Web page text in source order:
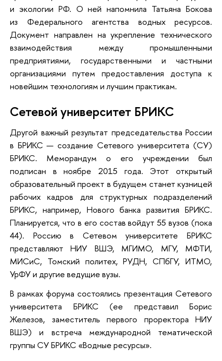
и экологии РФ. О ней напомнила Татьяна Бокова
из Федерального агентства водных ресурсов.
Документ направлен на укрепление технического
взаимодействия между промышленными
предприятиями, государственными и частными
организациями путем предоставления доступа к
новейшим технологиям и лучшим практикам.
Сетевой университет БРИКС
Другой важный результат председательства России
в БРИКС — создание Сетевого университета (СУ)
БРИКС. Меморандум о его учреждении был
подписан в ноябре 2015 года. Этот открытый
образовательный проект в будущем станет кузницей
рабочих кадров для структурных подразделений
БРИКС, например, Нового банка развития БРИКС.
Планируется, что в его состав войдут 55 вузов (пока
44). Россию в Сетевом университете БРИКС
представляют НИУ ВШЭ, МГИМО, МГУ, МФТИ,
МИСиС, Томский политех, РУДН, СПбГУ, ИТМО,
УрФУ и другие ведущие вузы.
В рамках форума состоялись презентация Сетевого
университета БРИКС (ее представил Борис
Железов, заместитель первого проректора НИУ
ВШЭ) и встреча международной тематической
группы СУ БРИКС «Водные ресурсы».